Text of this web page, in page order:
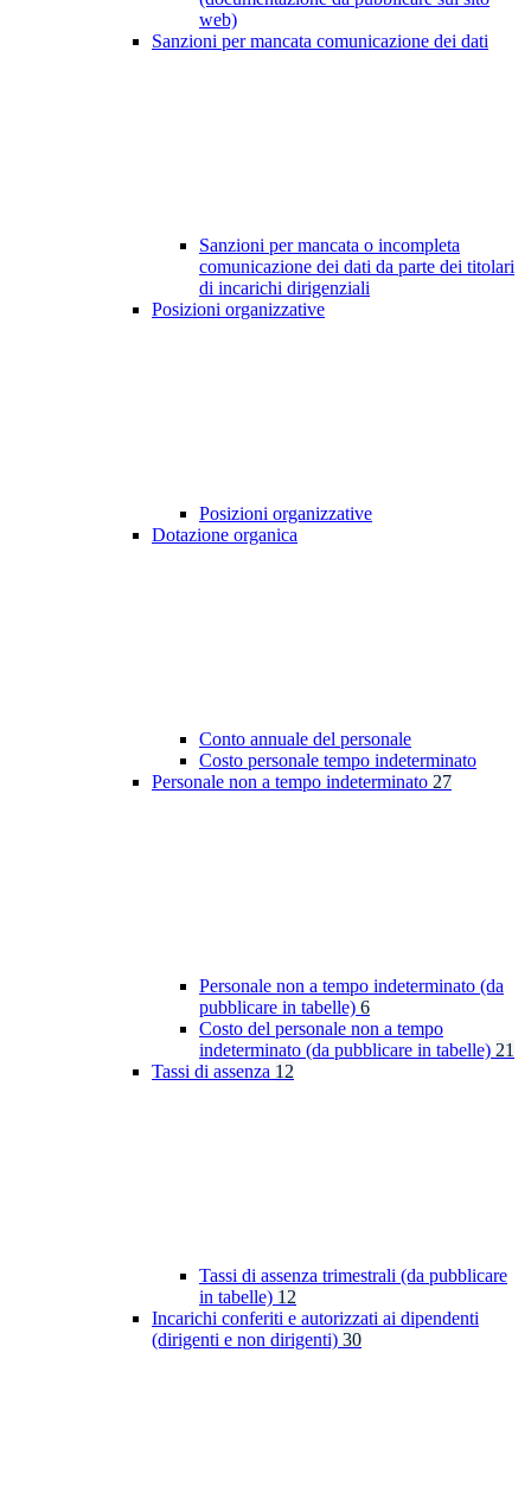
web)
Sanzioni per mancata comunicazione dei dati
Sanzioni per mancata o incompleta
comunicazione dei dati da parte dei titolari
di incarichi dirigenziali
Posizioni organizzative
Posizioni organizzative
Dotazione organica
Conto annuale del personale
Costo personale tempo indeterminato
Personale non a tempo indeterminato 27
Personale non a tempo indeterminato (da
pubblicare in tabelle) 6
Costo del personale non a tempo
indeterminato (da pubblicare in tabelle) 21
Tassi di assenza 12
Tassi di assenza trimestrali (da pubblicare
in tabelle) 12
Incarichi conferiti e autorizzati ai dipendenti
(dirigenti e non dirigenti) 30